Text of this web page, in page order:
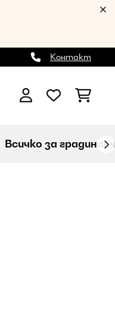
Контакт
Всичко за